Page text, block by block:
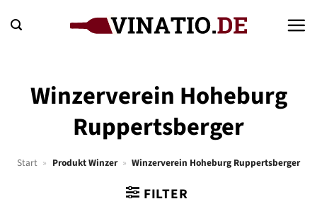
Inhalt
Winzerverein Hoheburg
Ruppertsberger
Start » Produkt Winzer » Winzerverein Hoheburg Ruppertsberger
FILTER